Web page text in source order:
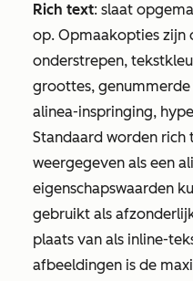
Rich text: slaat
op. Opmaakopties zijn
onderstrepen,
groottes,
alinea-inspringing,
Standaard worden rich
weergegeven als een
eigenschapswaarden
gebruikt als
plaats van als inline-
afbeeldingen is de